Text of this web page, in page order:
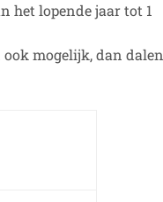
het lopende jaar tot 1
mogelijk, dan dalen